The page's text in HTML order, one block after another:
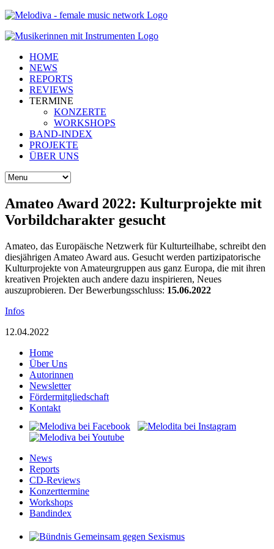
HOME
NEWS
REPORTS
REVIEWS
TERMINE
KONZERTE
WORKSHOPS
BAND-INDEX
PROJEKTE
ÜBER UNS
Amateo Award 2022: Kulturprojekte mit
Vorbildcharakter gesucht
Amateo, das Europäische Netzwerk für Kulturteilhabe, schreibt den
diesjährigen Amateo Award aus. Gesucht werden partizipatorische
Kulturprojekte von Amateurgruppen aus ganz Europa, die mit ihren
kreativen Projekten auch andere dazu inspirieren, Neues
auszuprobieren. Der Bewerbungsschluss: 15.06.2022
Infos
12.04.2022
Home
Über Uns
Autorinnen
Newsletter
Fördermitgliedschaft
Kontakt
News
Reports
CD-Reviews
Konzerttermine
Workshops
Bandindex